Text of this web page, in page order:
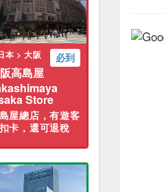
必到
本 > 大阪
高島屋
Store
屋總店，有遊客
卡，還可退稅